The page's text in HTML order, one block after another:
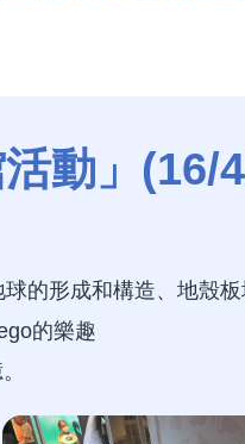
動」(16/
的形成和構造、地殼
的樂趣